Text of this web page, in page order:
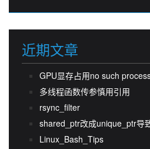
近期文章
GPU显存占用no such
多线程函数传参慎用引用
rsync_filter
shared_ptr改成unique_ptr导
Linux_Bash_Tips